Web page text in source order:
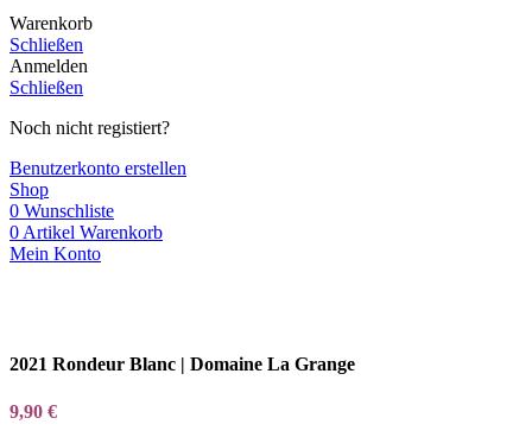
Warenkorb
Schließen
Anmelden
Schließen
Noch nicht registiert?
Benutzerkonto erstellen
Shop
0 Wunschliste
0 Artikel Warenkorb
Mein Konto
2021 Rondeur Blanc | Domaine La Grange
9,90 €